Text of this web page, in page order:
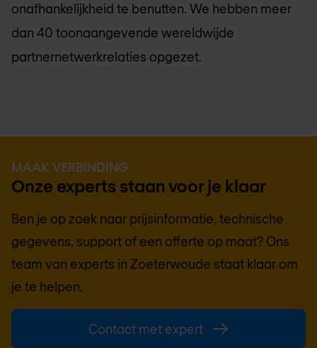
onafhankelijkheid te benutten. We hebben meer
dan 40 toonaangevende wereldwijde
partnernetwerkrelaties opgezet.
MAAK VERBINDING
Onze experts staan voor je klaar
Ben je op zoek naar prijsinformatie, technische
gegevens, support of een offerte op maat? Ons
team van experts in Zoeterwoude staat klaar om
je te helpen.
Contact met expert